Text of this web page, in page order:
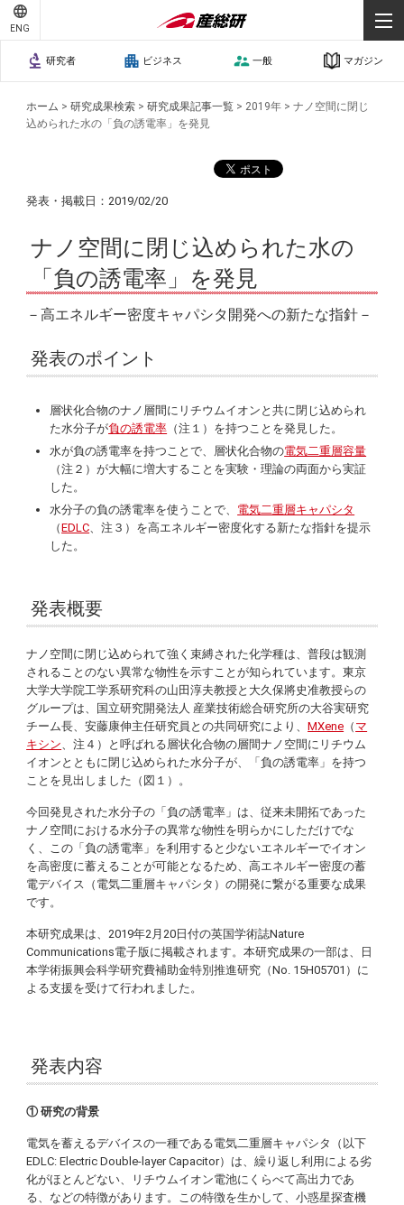
ENG
研究者 ビジネス 一般 マガジン
ホーム >研究成果検索 >研究成果記事一覧 > 2019年 >ナノ空間に閉じ
込められた水の「負の誘電率」を発見
発表・掲載日：2019/02/20
ナノ空間に閉じ込められた水の
「負の誘電率」を発見
－高エネルギー密度キャパシタ開発への新たな指針－
発表のポイント
層状化合物のナノ層間にリチウムイオンと共に閉じ込められ
た水分子が負の誘電率 （注１）を持つことを発見した。
水が負の誘電率を持つことで、層状化合物の電気二重層容量
（注２）が大幅に増大することを実験・理論の両面から実証
した。
水分子の負の誘電率を使うことで、 電気二重層キャパシタ
（EDLC 、注３）を高エネルギー密度化する新たな指針を提示
した。
発表概要
ナノ空間に閉じ込められて強く束縛された化学種は、普段は観測
されることのない異常な物性を示すことが知られています。東京
大学大学院工学系研究科の山田淳夫教授と大久保將史准教授らの
グループは、国立研究開発法人 産業技術総合研究所の大谷実研究
チーム長、安藤康伸主任研究員との共同研究により、MXene （ マ
キシン 、注４）と呼ばれる層状化合物の層間ナノ空間にリチウム
イオンとともに閉じ込められた水分子が、「負の誘電率」を持つ
ことを見出しました（図１）。
今回発見された水分子の「負の誘電率」は、従来未開拓であった
ナノ空間における水分子の異常な物性を明らかにしただけでな
く、この「負の誘電率」を利用すると少ないエネルギーでイオン
を高密度に蓄えることが可能となるため、高エネルギー密度の蓄
電デバイス（電気二重層キャパシタ）の開発に繋がる重要な成果
です。
本研究成果は、2019年2月20日付の英国学術誌Nature
Communications電子版に掲載されます。本研究成果の一部は、日
本学術振興会科学研究費補助金特別推進研究（No. 15H05701）に
よる支援を受けて行われました。
発表内容
① 研究の背景
電気を蓄えるデバイスの一種である電気二重層キャパシタ（以下
EDLC:Electric Double-layer Capacitor）は、繰り返し利用による劣
化がほとんどない、リチウムイオン電池にくらべて高出力であ
る、などの特徴があります。この特徴を生かして、小惑星探査機